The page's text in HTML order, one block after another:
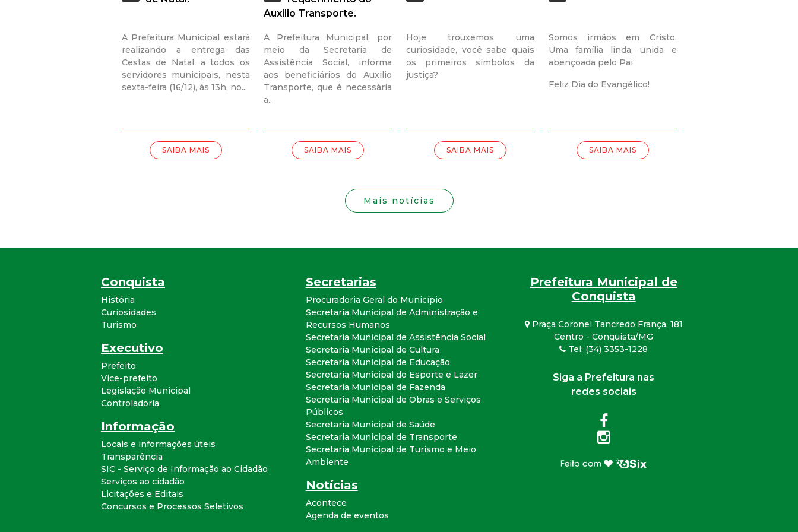
s
t
a
G
A Prefeitura Municipal estará
realizando a entrega das
Cestas de Natal, a todos os
servidores municipais, nesta
sexta-feira (16/12), ás 13h, no...
SAIBA MAIS
Auxilio Transporte.
A Prefeitura Municipal, por
meio da Secretaria de
Assistência Social, informa
aos beneficiários do Auxilio
Transporte, que é necessária
a...
SAIBA MAIS
Hoje trouxemos uma
curiosidade, você sabe quais
os primeiros símbolos da
justiça?
SAIBA MAIS
Somos irmãos em Cristo.
Uma família linda, unida e
abençoada pelo Pai.
Feliz Dia do Evangélico!
SAIBA MAIS
Mais notícias
Conquista
História
Curiosidades
Turismo
Executivo
Prefeito
Vice-prefeito
Legislação Municipal
Controladoria
Informação
Locais e informações úteis
Transparência
SIC - Serviço de Informação ao Cidadão
Serviços ao cidadão
Licitações e Editais
Concursos e Processos Seletivos
Secretarias
Procuradoria Geral do Município
Secretaria Municipal de Administração e
Recursos Humanos
Secretaria Municipal de Assistência Social
Secretaria Municipal de Cultura
Secretaria Municipal de Educação
Secretaria Municipal do Esporte e Lazer
Secretaria Municipal de Fazenda
Secretaria Municipal de Obras e Serviços
Públicos
Secretaria Municipal de Saúde
Secretaria Municipal de Transporte
Secretaria Municipal de Turismo e Meio
Ambiente
Notícias
Acontece
Agenda de eventos
Prefeitura Municipal de
Conquista
Praça Coronel Tancredo França, 181
Centro - Conquista/MG
Tel: (34) 3353-1228
Siga a Prefeitura nas
redes sociais